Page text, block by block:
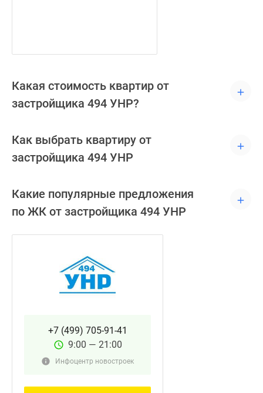
Какая стоимость квартир от
застройщика 494 УНР?
Как выбрать квартиру от
застройщика 494 УНР
Какие популярные предложения
по ЖК от застройщика 494 УНР
+7 (499) 705-91-41
9:00 — 21:00
Инфоцентр новостроек